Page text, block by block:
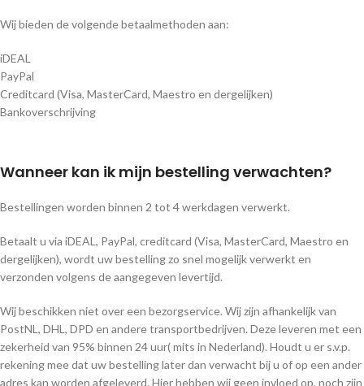
Wij bieden de volgende betaalmethoden aan:
iDEAL
PayPal
Creditcard (Visa, MasterCard, Maestro en dergelijken)
Bankoverschrijving
Wanneer kan ik mijn bestelling verwachten?
Bestellingen worden binnen 2 tot 4 werkdagen verwerkt.
Betaalt u via iDEAL, PayPal, creditcard (Visa, MasterCard, Maestro en
dergelijken), wordt uw bestelling zo snel mogelijk verwerkt en
verzonden volgens de aangegeven levertijd.
Wij beschikken niet over een bezorgservice. Wij zijn afhankelijk van
PostNL, DHL, DPD en andere transportbedrijven. Deze leveren met een
zekerheid van 95% binnen 24 uur( mits in Nederland). Houdt u er s.v.p.
rekening mee dat uw bestelling later dan verwacht bij u of op een ander
adres kan worden afgeleverd. Hier hebben wij geen invloed op, noch zijn